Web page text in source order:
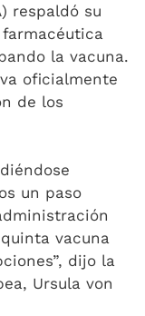
respaldó su
la vacuna.
oficialmente
de los
un paso
vacuna
dijo la
Ursula von